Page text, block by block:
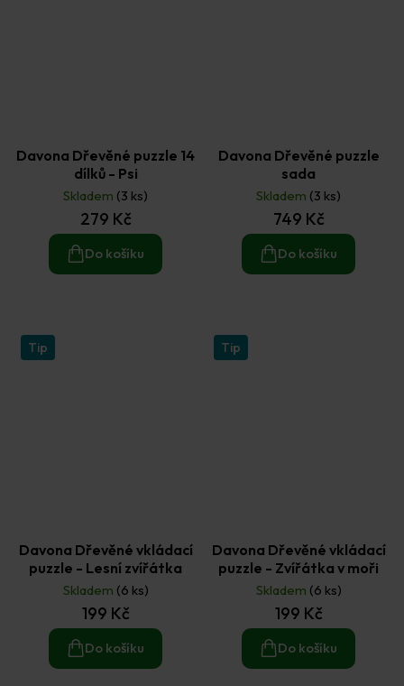
Davona Dřevěné puzzle 14
dílků - Psi
Skladem (3 ks)
279 Kč
Do košíku
Davona Dřevěné puzzle
sada
Skladem (3 ks)
749 Kč
Do košíku
Tip
Davona Dřevěné vkládací
puzzle - Lesní zvířátka
Skladem (6 ks)
199 Kč
Do košíku
Tip
Davona Dřevěné vkládací
puzzle - Zvířátka v moři
Skladem (6 ks)
199 Kč
Do košíku